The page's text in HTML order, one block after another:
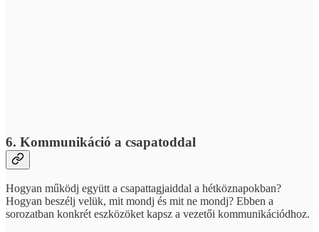
6. Kommunikáció a csapatoddal
Hogyan működj együtt a csapattagjaiddal a hétköznapokban?
Hogyan beszélj velük, mit mondj és mit ne mondj? Ebben a
sorozatban konkrét eszközöket kapsz a vezetői kommunikációdhoz.